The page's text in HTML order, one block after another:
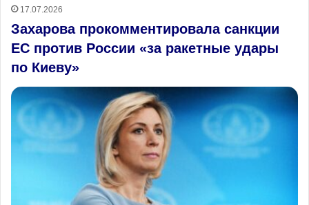
17.07.2026
Захарова прокомментировала санкции
ЕС против России «за ракетные удары
по Киеву»